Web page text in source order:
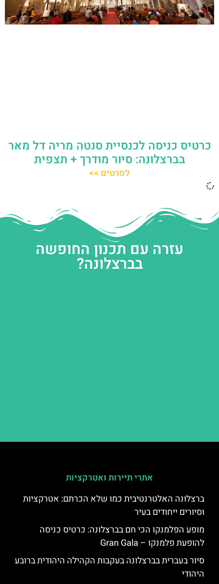
כרטיס כניסה לכנסיית סנטה מריה דל מאר
בברצלונה: סיור מודרך + תצפית
לפרטים >>
עזרה עם תכנון החופשה
בברצלונה?
אתרי תיירות ואטרקציות
ברצלונה האלטרנטיבית כמו שלא הכרתם: אטרקציות
וסיורים ייחודים בעיר
מופע הפלמנקו הכי חם בברצלונה: כרטיס כניסה
להופעת פלמנקו – Gran Gala
סיור בעברית בברצלונה בעקבות הקהילה היהודית ברובע
היהודי